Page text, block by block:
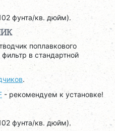
фунта/кв. дюйм).
поплавкового
в стандартной
.
- рекомендуем к установке!
фунта/кв. дюйм).